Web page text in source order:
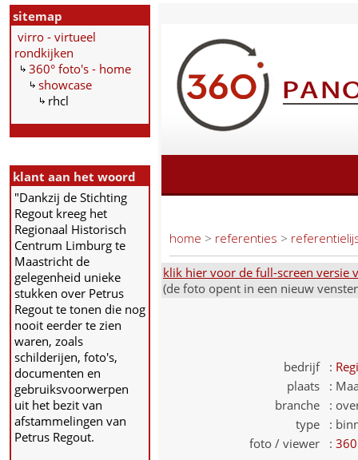
sitemap
virro - virtueel
rondkijken
360° foto's - home
showcase
rhcl
klant aan het woord
"Dankzij de Stichting
Regout kreeg het
Regionaal Historisch
Centrum Limburg te
Maastricht de
gelegenheid unieke
stukken over Petrus
Regout te tonen die nog
nooit eerder te zien
waren, zoals
schilderijen, foto's,
documenten en
gebruiksvoorwerpen
uit het bezit van
afstammelingen van
Petrus Regout.
klik hier voor de full-screen versie
(de foto opent in een nieuw
bedrijf :
plaats :
branche :
type :
foto / viewer :